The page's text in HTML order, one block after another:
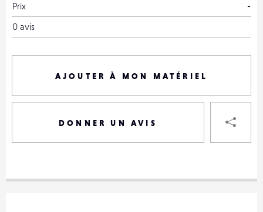
Prix
-
0 avis
AJOUTER À MON MATÉRIEL
DONNER UN AVIS
VOTRE